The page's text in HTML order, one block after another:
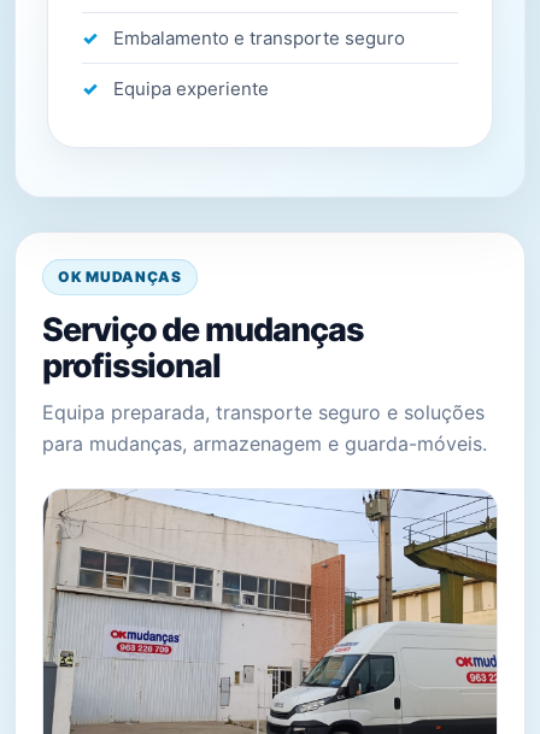
Embalamento e transporte seguro
Equipa experiente
OK MUDANÇAS
Serviço de mudanças
profissional
Equipa preparada, transporte seguro e soluções
para mudanças, armazenagem e guarda-móveis.